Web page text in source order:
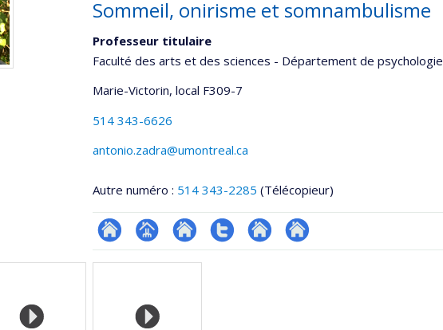
Sommeil, onirisme et somnambulisme
Professeur titulaire
Faculté des arts et des sciences - Département de psychologie
Marie-Victorin, local F309-7
514 343-6626
antonio.zadra@umontreal.ca
Autre numéro : 514 343-2285 (Télécopieur)
ResearchGate
Page Site
CompteAutre Autre